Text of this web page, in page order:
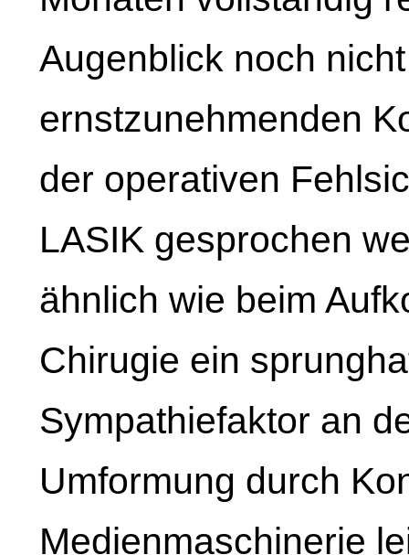
Augenblick noch
ernstzunehmenden
der operativen
LASIK gesprochen
ähnlich wie beim
Chirugie ein
Sympathiefaktor an
Umformung durch
Medienmaschinerie